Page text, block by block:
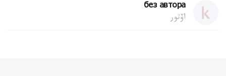
без автора
اۆتور